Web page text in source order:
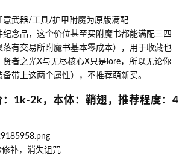
意武器/工具/护甲附魔为原版满配
念品，这个价位甚至买附魔书都能满配三四
落有交易所附魔书基本零成本），用于收藏也
者之光X与无尽核心X只是lore，所以无论你
带上这两个属性），不推荐萌新买。
：1k-2k，本体：鞘翅，推荐程度：4
补，消失诅咒